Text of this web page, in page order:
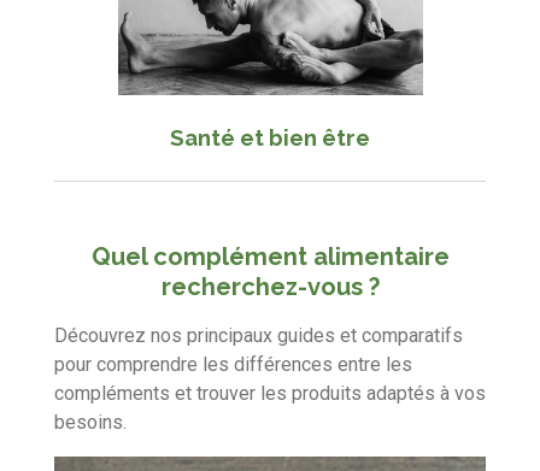
Santé et bien être
Quel complément alimentaire
recherchez-vous ?
Découvrez nos principaux guides et comparatifs
pour comprendre les différences entre les
compléments et trouver les produits adaptés à vos
besoins.